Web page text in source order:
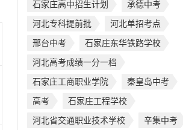
石家庄高中招生计划
承德中考
河北专科提前批
河北单招考点
邢台中考
石家庄东华铁路学校
河北高考成绩一分一档
石家庄工商职业学院
秦皇岛中考
高考
石家庄工程学校
河北省交通职业技术学校
辛集中考